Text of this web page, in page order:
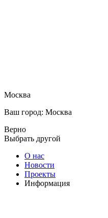
Москва
Ваш город: Москва
Верно
Выбрать другой
О нас
Новости
Проекты
Информация